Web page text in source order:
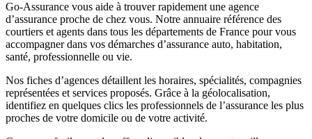
Go-Assurance vous aide à trouver rapidement une agence
d’assurance proche de chez vous. Notre annuaire référence des
courtiers et agents dans tous les départements de France pour vous
accompagner dans vos démarches d’assurance auto, habitation,
santé, professionnelle ou vie.
Nos fiches d’agences détaillent les horaires, spécialités, compagnies
représentées et services proposés. Grâce à la géolocalisation,
identifiez en quelques clics les professionnels de l’assurance les plus
proches de votre domicile ou de votre activité.